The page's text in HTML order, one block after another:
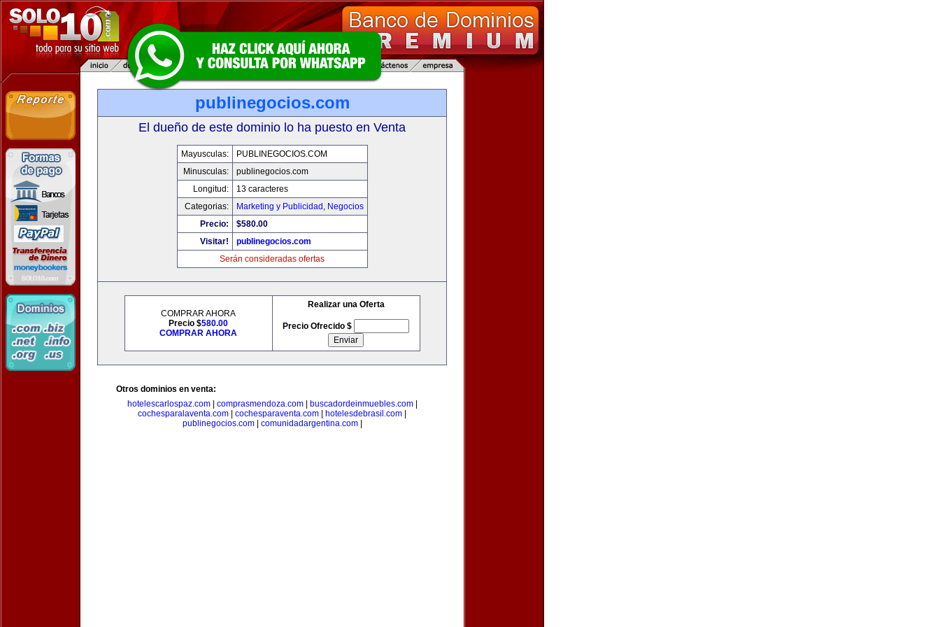
publinegocios.com
El dueño de este dominio lo ha puesto en Venta
Mayusculas:
PUBLINEGOCIOS.COM
Minusculas:
publinegocios.com
Longitud:
13 caracteres
Categorias:
Marketing y Publicidad , Negocios
Precio:
$580.00
Visitar!
publinegocios.com
Serán consideradas ofertas
COMPRAR AHORA
Precio $580.00
COMPRAR AHORA
Realizar una Oferta
Precio Ofrecido $
Otros dominios en venta:
hotelescarlospaz.com| comprasmendoza.com| buscadordeinmuebles.com|
cochesparalaventa.com
cochesparaventa.com hotelesdebrasil.com
publinegocios.com| comunidadargentina.com|